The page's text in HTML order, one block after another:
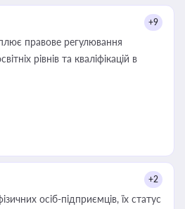
+9
правове регулювання
рівнів та кваліфікацій в
+2
осіб-підприємців, їх статус